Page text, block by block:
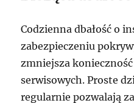
Codzienna dbałość o
zabezpieczeniu
zmniejsza
serwisowych. Proste
regularnie pozwalają